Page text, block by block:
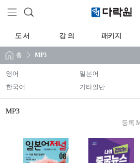
도 서 강 의 패키지
홈 MP3
영어 일본어
한국어
기타일반
MP3
등록